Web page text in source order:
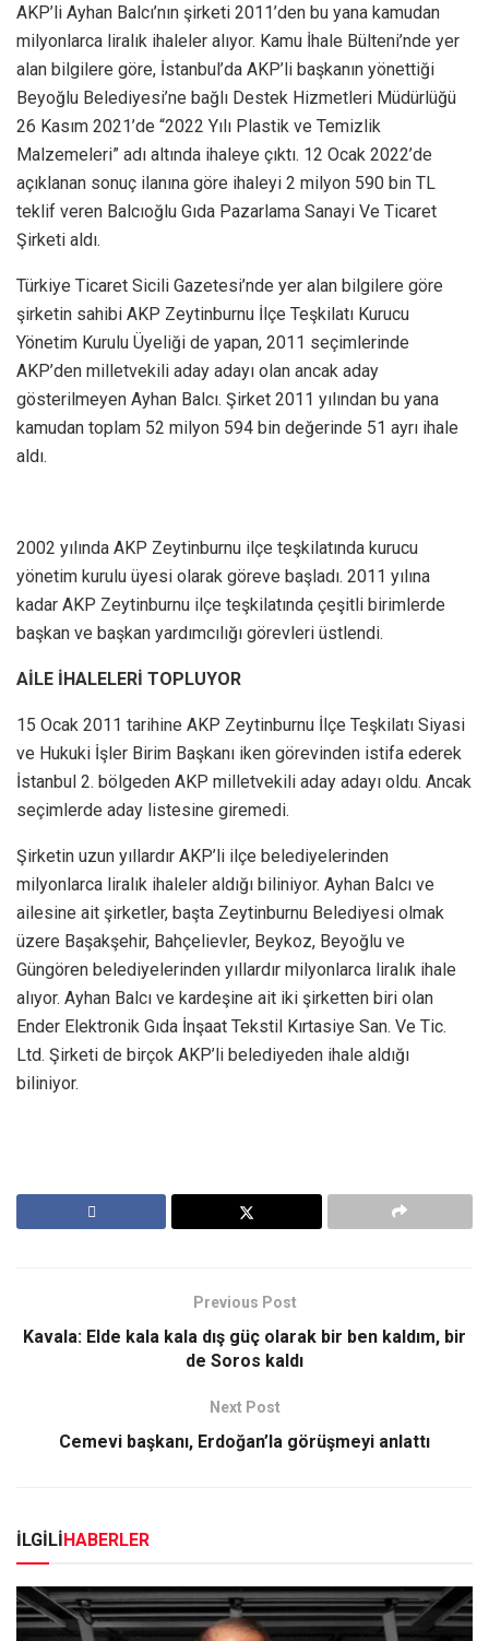
AKP’li Ayhan Balcı’nın şirketi 2011’den bu yana kamudan
milyonlarca liralık ihaleler alıyor. Kamu İhale Bülteni’nde yer
alan bilgilere göre, İstanbul’da AKP’li başkanın yönettiği
Beyoğlu Belediyesi’ne bağlı Destek Hizmetleri Müdürlüğü
26 Kasım 2021’de “2022 Yılı Plastik ve Temizlik
Malzemeleri” adı altında ihaleye çıktı. 12 Ocak 2022’de
açıklanan sonuç ilanına göre ihaleyi 2 milyon 590 bin TL
teklif veren Balcıoğlu Gıda Pazarlama Sanayi Ve Ticaret
Şirketi aldı.
Türkiye Ticaret Sicili Gazetesi’nde yer alan bilgilere göre
şirketin sahibi AKP Zeytinburnu İlçe Teşkilatı Kurucu
Yönetim Kurulu Üyeliği de yapan, 2011 seçimlerinde
AKP’den milletvekili aday adayı olan ancak aday
gösterilmeyen Ayhan Balcı. Şirket 2011 yılından bu yana
kamudan toplam 52 milyon 594 bin değerinde 51 ayrı ihale
aldı.
2002 yılında AKP Zeytinburnu ilçe teşkilatında kurucu
yönetim kurulu üyesi olarak göreve başladı. 2011 yılına
kadar AKP Zeytinburnu ilçe teşkilatında çeşitli birimlerde
başkan ve başkan yardımcılığı görevleri üstlendi.
AİLE İHALELERİ TOPLUYOR
15 Ocak 2011 tarihine AKP Zeytinburnu İlçe Teşkilatı Siyasi
ve Hukuki İşler Birim Başkanı iken görevinden istifa ederek
İstanbul 2. bölgeden AKP milletvekili aday adayı oldu. Ancak
seçimlerde aday listesine giremedi.
Şirketin uzun yıllardır AKP’li ilçe belediyelerinden
milyonlarca liralık ihaleler aldığı biliniyor. Ayhan Balcı ve
ailesine ait şirketler, başta Zeytinburnu Belediyesi olmak
üzere Başakşehir, Bahçelievler, Beykoz, Beyoğlu ve
Güngören belediyelerinden yıllardır milyonlarca liralık ihale
alıyor. Ayhan Balcı ve kardeşine ait iki şirketten biri olan
Ender Elektronik Gıda İnşaat Tekstil Kırtasiye San. Ve Tic.
Ltd. Şirketi de birçok AKP’li belediyeden ihale aldığı
biliniyor.
Previous Post
Kavala: Elde kala kala dış güç olarak bir ben kaldım, bir
de Soros kaldı
Next Post
Cemevi başkanı, Erdoğan’la görüşmeyi anlattı
İLGİLİHABERLER